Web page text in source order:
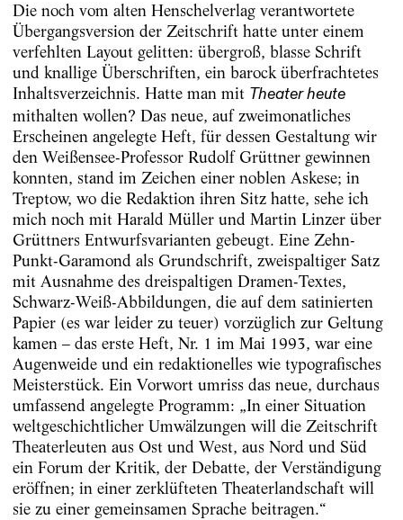
Die noch vom alten Henschelverlag verantwortete
Übergangsversion der Zeitschrift hatte unter einem
verfehlten Layout gelitten: übergroß, blasse Schrift
und knallige Überschriften, ein barock überfrachtetes
Inhaltsverzeichnis. Hatte man mit Theater heute
mithalten wollen? Das neue, auf zweimonatliches
Erscheinen angelegte Heft, für dessen Gestaltung wir
den Weißensee-Professor Rudolf Grüttner gewinnen
konnten, stand im Zeichen einer noblen Askese; in
Treptow, wo die Redaktion ihren Sitz ­hatte, sehe ich
mich noch mit Harald Müller und Martin Linzer über
Grüttners Entwurfsvarianten gebeugt. Eine Zehn-
Punkt-­Garamond als Grundschrift, zweispaltiger Satz
mit Ausnahme des dreispaltigen Dramen-Textes,
Schwarz-Weiß-Abbildungen, die auf dem satinierten
Papier (es war leider zu teuer) vorzüglich zur Geltung
kamen – das erste Heft, Nr. 1 im Mai 1993, war eine
Augenweide und ein redaktionelles wie ­typografisches
Meisterstück. Ein Vorwort umriss das neue, durchaus
umfassend angelegte Programm: „In einer Situation
weltgeschichtlicher Umwälzungen will die Zeitschrift
Theaterleuten aus Ost und West, aus Nord und Süd
ein Forum der ­Kritik, der Debatte, der Verständigung
eröffnen; in ­einer zerklüfteten Theaterlandschaft will
sie zu einer gemeinsamen Sprache bei­tragen.“